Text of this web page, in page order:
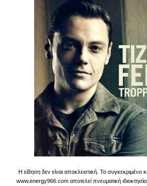
Η είδηση δεν είναι αποκλειστική. Το συγκεκριμένο
www.energy966.com αποτελεί πνευματική ιδιοκτησία